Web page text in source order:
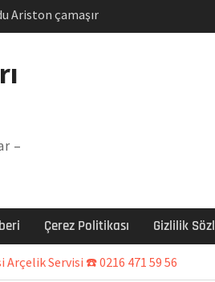
Ariston çamaşır
F5 Hatası Çözüm
Arızası Çözümü
–
Çerez Politikası Gizlilik
Servisi ☎️ 0216 471 59 56